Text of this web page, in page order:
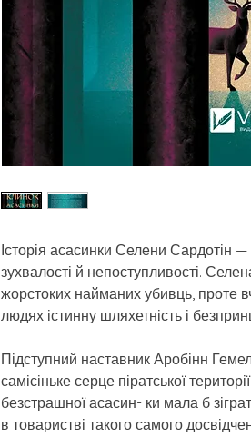
Історія асасинки Селени Сардотін
зухвалості й непоступливості.
жорстоких найманих убивць, проте
людях істинну шляхетність і
Підступний наставник Аробінн
самісіньке серце піратської
безстрашної асасин- ки мала б
в товаристві такого самого